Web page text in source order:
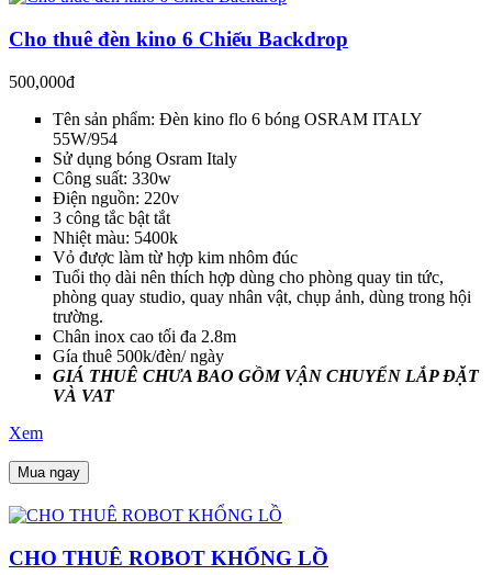
Cho thuê đèn kino 6 Chiếu Backdrop
500,000đ
Tên sản phẩm: Đèn kino flo 6 bóng OSRAM ITALY
55W/954
Sử dụng bóng Osram Italy
Công suất: 330w
Điện nguồn: 220v
3 công tắc bật tắt
Nhiệt màu: 5400k
Vỏ được làm từ hợp kim nhôm đúc
Tuổi thọ dài nên thích hợp dùng cho phòng quay tin tức,
phòng quay studio, quay nhân vật, chụp ảnh, dùng trong hội
trường.
Chân inox cao tối đa 2.8m
Gía thuê 500k/đèn/ ngày
GIÁ THUÊ CHƯA BAO GỒM VẬN CHUYỂN LẮP ĐẶT
VÀ VAT
Xem
Mua ngay
CHO THUÊ ROBOT KHỔNG LỒ